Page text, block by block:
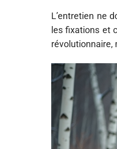
L’entretien ne
les fixations et
révolutionnaire,